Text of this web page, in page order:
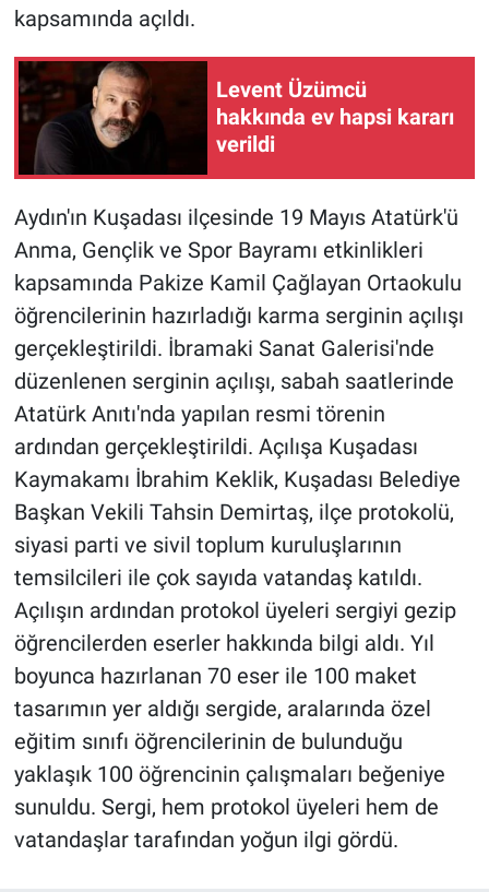
kapsamında açıldı.
Levent Üzümcü
hakkında ev hapsi kararı
verildi
Aydın'ın Kuşadası ilçesinde 19 Mayıs Atatürk'ü
Anma, Gençlik ve Spor Bayramı etkinlikleri
kapsamında Pakize Kamil Çağlayan Ortaokulu
öğrencilerinin hazırladığı karma serginin açılışı
gerçekleştirildi. İbramaki Sanat Galerisi'nde
düzenlenen serginin açılışı, sabah saatlerinde
Atatürk Anıtı'nda yapılan resmi törenin
ardından gerçekleştirildi. Açılışa Kuşadası
Kaymakamı İbrahim Keklik, Kuşadası Belediye
Başkan Vekili Tahsin Demirtaş, ilçe protokolü,
siyasi parti ve sivil toplum kuruluşlarının
temsilcileri ile çok sayıda vatandaş katıldı.
Açılışın ardından protokol üyeleri sergiyi gezip
öğrencilerden eserler hakkında bilgi aldı. Yıl
boyunca hazırlanan 70 eser ile 100 maket
tasarımın yer aldığı sergide, aralarında özel
eğitim sınıfı öğrencilerinin de bulunduğu
yaklaşık 100 öğrencinin çalışmaları beğeniye
sunuldu. Sergi, hem protokol üyeleri hem de
vatandaşlar tarafından yoğun ilgi gördü.